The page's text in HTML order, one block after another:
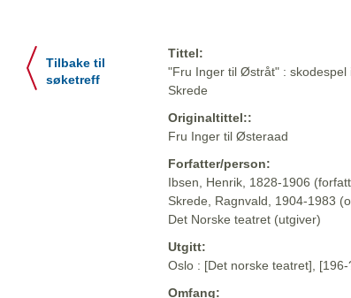
Tilbake til
søketreff
Tittel:
"Fru Inger til Østråt" : skodespel
Skrede
Originaltittel::
Fru Inger til Østeraad
Forfatter/person:
Ibsen, Henrik, 1828-1906
Skrede, Ragnvald, 1904-1983
Det Norske teatret (utgiver)
Utgitt:
Oslo : [Det norske teatret], [196-
Omfang: